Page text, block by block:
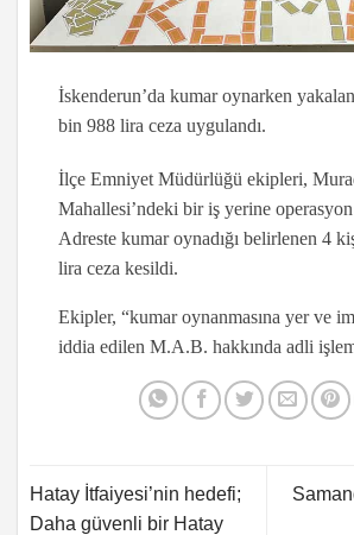
İskenderun’da kumar oynarken
bin 988 lira ceza uygulandı.
İlçe Emniyet Müdürlüğü ekipleri,
Mahallesi’ndeki bir iş yerine
Adreste kumar oynadığı belirlenen 4
lira ceza kesildi.
Ekipler, “kumar oynanmasına yer ve
iddia edilen M.A.B. hakkında adli
Hatay İtfaiyesi’nin hedefi;
Daha güvenli bir Hatay